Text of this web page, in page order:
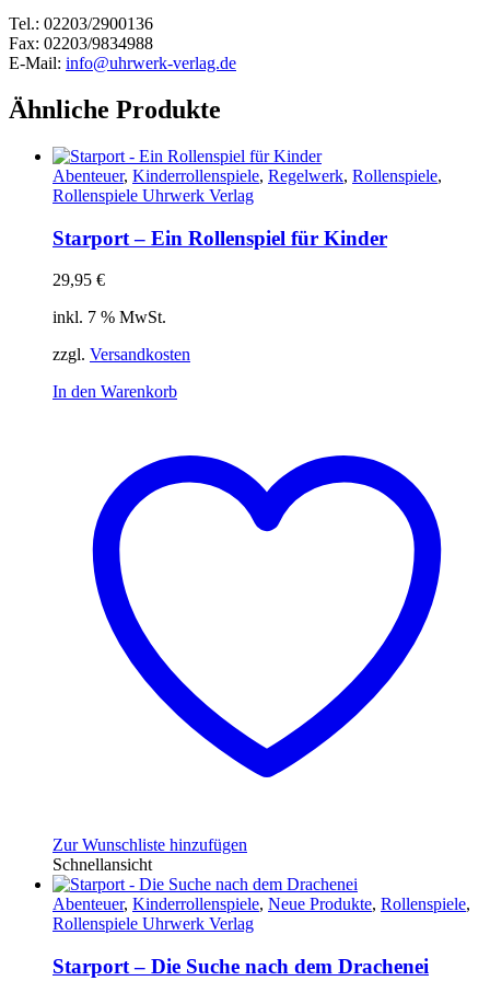
Tel.: 02203/2900136
Fax: 02203/9834988
E-Mail: info@uhrwerk-verlag.de
Ähnliche Produkte
Abenteuer, Kinderrollenspiele, Regelwerk, Rollenspiele,
Rollenspiele Uhrwerk Verlag
Starport – Ein Rollenspiel für Kinder
29,95 €
inkl. 7 % MwSt.
zzgl. Versandkosten
In den Warenkorb
Zur Wunschliste hinzufügen
Schnellansicht
Abenteuer, Kinderrollenspiele, Neue Produkte, Rollenspiele,
Rollenspiele Uhrwerk Verlag
Starport – Die Suche nach dem Drachenei